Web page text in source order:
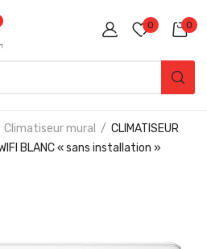
0 0
Climatiseur mural
CLIMATISEUR
BLANC « sans installation »